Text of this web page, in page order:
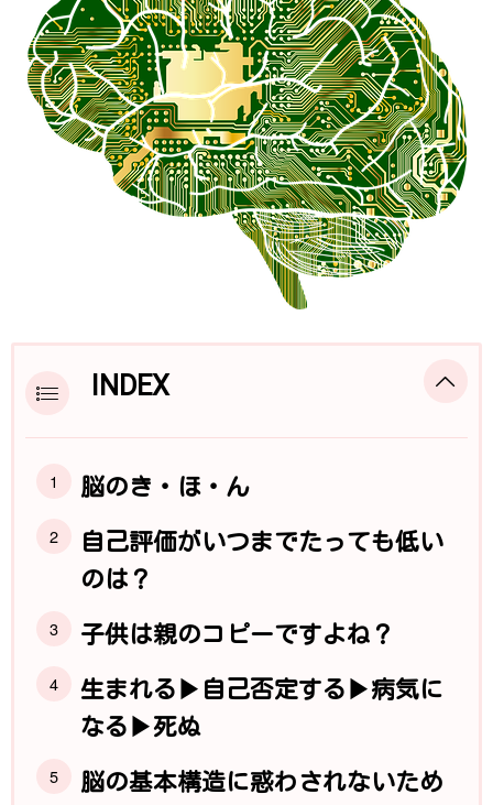
INDEX
脳のき・ほ・ん
自己評価がいつまでたっても低い
のは？
子供は親のコピーですよね？
生まれる▶︎自己否定する▶︎病気に
なる▶︎死ぬ
脳の基本構造に惑わされないため